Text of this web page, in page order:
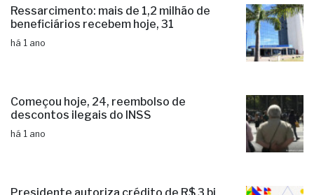
Ressarcimento: mais de 1,2 milhão de
beneficiários recebem hoje, 31
há 1 ano
Começou hoje, 24, reembolso de
descontos ilegais do INSS
há 1 ano